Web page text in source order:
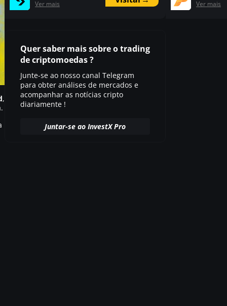
,
Ver mais Ver mais
Quer saber mais sobre o trading
de criptomoedas ?
Junte-se ao nosso canal Telegram
para obter análises de mercados e
acompanhar as notícias cripto
diariamente !
Juntar-se ao InvestX Pro